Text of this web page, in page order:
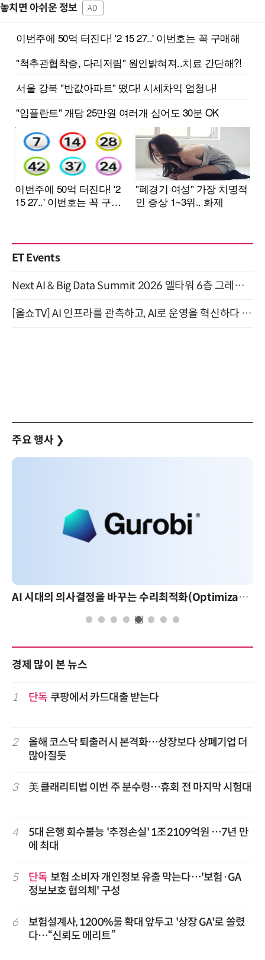
놓치면 아쉬운 정보 AD
ET Events
Next AI & Big Data Summit 2026 엘타워 6층 그레이스홀 개최 (9/18)
[올쇼TV] AI 인프라를 관측하고, AI로 운영을 혁신하다 (8월 11일 생방송)
주요 행사 ❯
AI 시대의 의사결정을 바꾸는 수리최적화(Optimization): 실제 산업 적용 사례와 활용 전략
경제 많이 본 뉴스
1 단독 쿠팡에서 카드대출 받는다
2
올해 코스닥 퇴출러시 본격화…상장보다 상폐기업 더
많아질듯
3 美 클래리티법 이번 주 분수령…휴회 전 마지막 시험대
4
5대 은행 회수불능 '추정손실' 1조2109억원 …7년 만
에 최대
5 단독 보험 소비자 개인정보 유출 막는다…'보험·GA
정보보호 협의체' 구성
6
보험설계사, 1200%룰 확대 앞두고 '상장 GA'로 쏠렸
다…“신뢰도 메리트”